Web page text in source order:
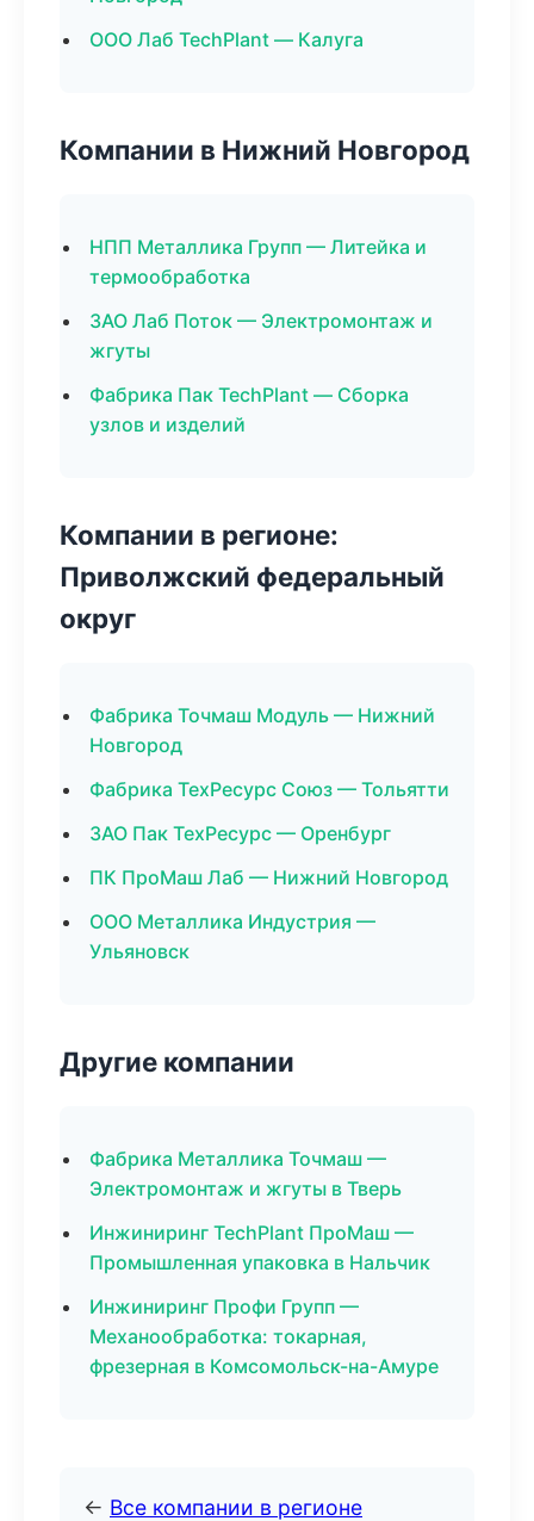
ООО Лаб TechPlant — Калуга
Компании в Нижний Новгород
НПП Металлика Групп — Литейка и
термообработка
ЗАО Лаб Поток — Электромонтаж и
жгуты
Фабрика Пак TechPlant — Сборка
узлов и изделий
Компании в регионе:
Приволжский федеральный
округ
Фабрика Точмаш Модуль — Нижний
Новгород
Фабрика ТехРесурс Союз — Тольятти
ЗАО Пак ТехРесурс — Оренбург
ПК ПроМаш Лаб — Нижний Новгород
ООО Металлика Индустрия —
Ульяновск
Другие компании
Фабрика Металлика Точмаш —
Электромонтаж и жгуты в Тверь
Инжиниринг TechPlant ПроМаш —
Промышленная упаковка в Нальчик
Инжиниринг Профи Групп —
Механообработка: токарная,
фрезерная в Комсомольск-на-Амуре
← Все компании в регионе